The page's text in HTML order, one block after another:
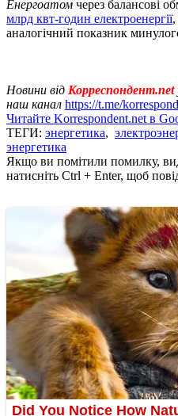
Енергоатом через балансові
млрд квт-годин електроенергії,
аналогічний показник
Новини від Корреспондент.net
наш канал https://t.me/
Читайте Korrespondent.net в
ТЕГИ: энергетика,
энергетика
Якщо ви помітили помилку,
натисніть Ctrl + Enter, щоб